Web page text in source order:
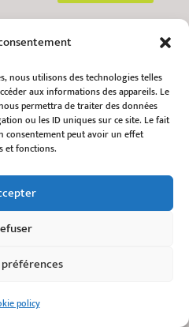
nous utilisons des technologies telles
aux informations des appareils. Le
permettra de traiter des données
ou les ID uniques sur ce site. Le fait
consentement peut avoir un effet
et fonctions.
policy
323 - 1030 Schaerbeek